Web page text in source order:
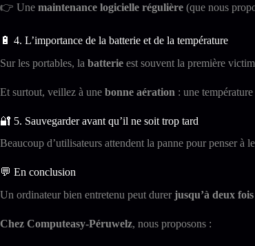
👉 Une maintenance logicielle régulière (que nous
🔋 4. L’importance de la batterie et de la température
Sur les portables, la batterie est souvent la première
Et surtout, veillez à une bonne aération : une
🔐 5. Sauvegarder avant qu’il ne soit trop tard
Beaucoup d’utilisateurs attendent la panne pour penser à
💬 En conclusion
Un ordinateur bien entretenu peut durer jusqu’à deux
Chez Computeasy-Péruwelz, nous proposons :